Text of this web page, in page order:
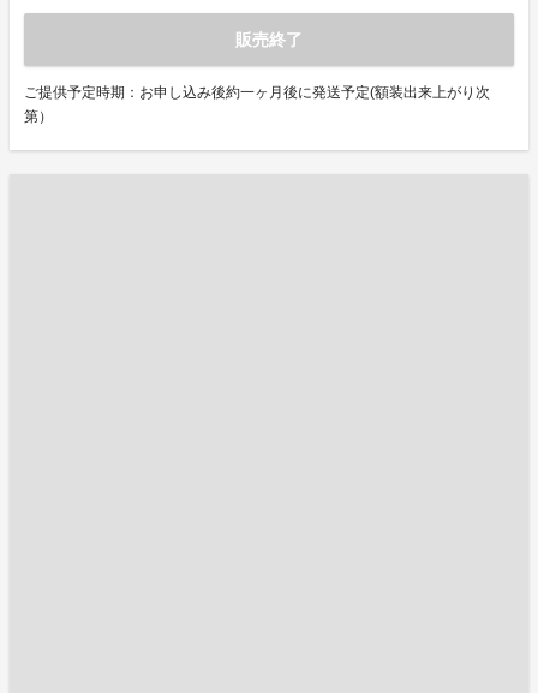
販売終了
ご提供予定時期：お申し込み後約一ヶ月後に発送予定(額装出来上がり次
第）